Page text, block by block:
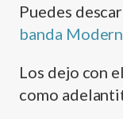
Puedes
banda
Los dejo con
como